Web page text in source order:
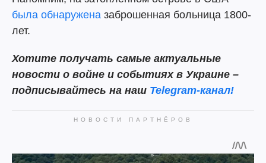
была обнаружена заброшенная больница 1800-
лет.
Хотите получать самые актуальные
новости о войне и событиях в Украине –
подписывайтесь на наш Telegram-канал!